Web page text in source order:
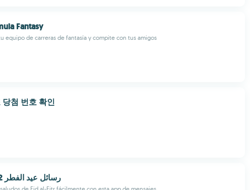
Fantasy
equipo de carreras de fantasía y compite con tus amigos
당첨 번호 확인
رسائل عيد الفطر 2022